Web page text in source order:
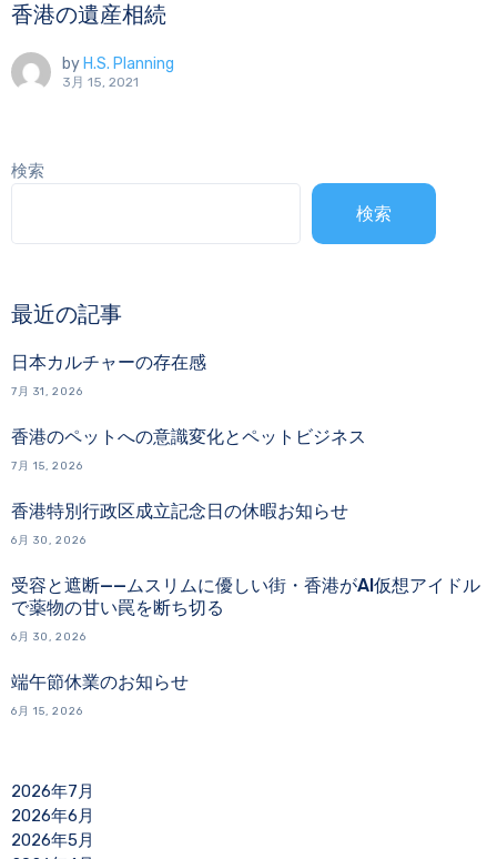
香港の遺産相続
by H.S. Planning
3月 15, 2021
検索
検索
最近の記事
日本カルチャーの存在感
7月 31, 2026
香港のペットへの意識変化とペットビジネス
7月 15, 2026
香港特別行政区成立記念日の休暇お知らせ
6月 30, 2026
受容と遮断——ムスリムに優しい街・香港がAI仮想アイドル
で薬物の甘い罠を断ち切る
6月 30, 2026
端午節休業のお知らせ
6月 15, 2026
2026年7月
2026年6月
2026年5月